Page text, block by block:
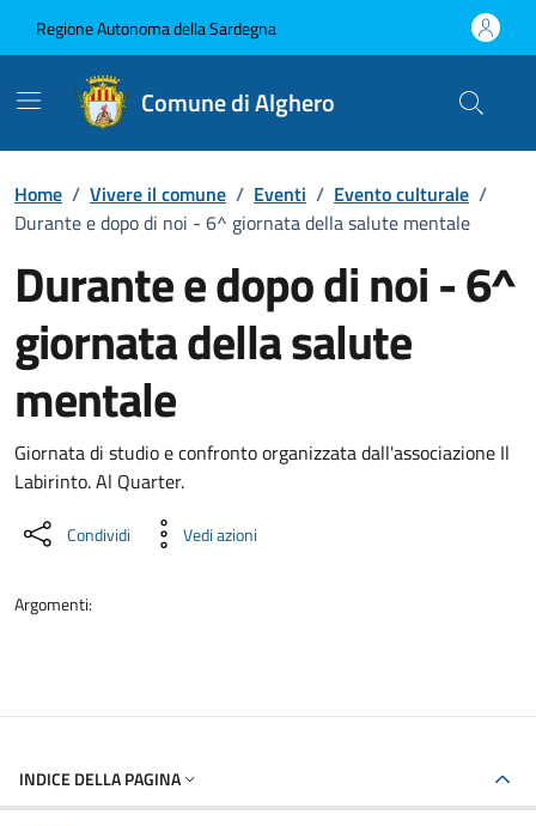
Regione Autonoma della Sardegna
Comune di Alghero
Home / Vivere il comune / Eventi / Evento culturale /
Durante e dopo di noi - 6^ giornata della salute mentale
Durante e dopo di noi - 6^
giornata della salute
mentale
Dettaglio dell'evento
Giornata di studio e confronto organizzata dall'associazione Il
Labirinto. Al Quarter.
Condividi Vedi azioni
Argomenti:
INDICE DELLA PAGINA